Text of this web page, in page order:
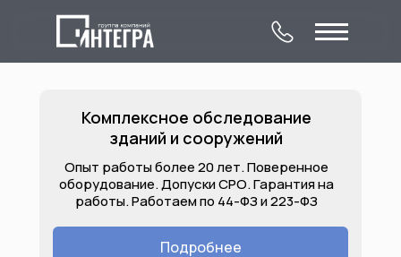
Комплексное
обследование
О компании
Услуги
Лицензии
Контакты
Комплексное обследование
зданий и сооружений
Подробнее
Опыт работы более 20 лет. Поверенное
оборудование. Допуски СРО. Гарантия на
работы. Работаем по 44-ФЗ и 223-ФЗ